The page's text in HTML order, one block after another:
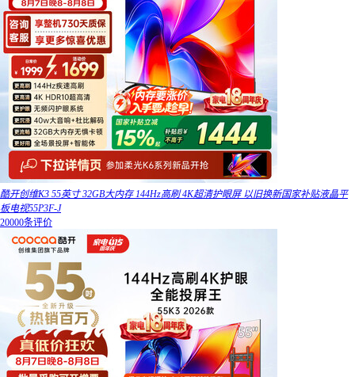
酷开创维K3 55英寸 32GB大内存 144Hz高刷 4K超清护眼屏 以旧换新国家补贴液晶平
板电视55P3F-J
20000条评价